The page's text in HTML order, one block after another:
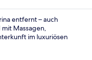
entfernt – auch
Massagen,
im luxuriösen